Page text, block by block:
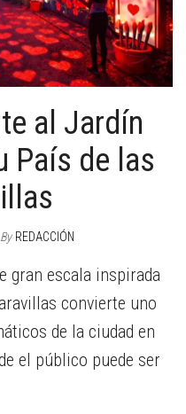
al Jardín
País de las
By REDACCIÓN
gran escala inspirada
convierte uno
de la ciudad en
el público puede ser